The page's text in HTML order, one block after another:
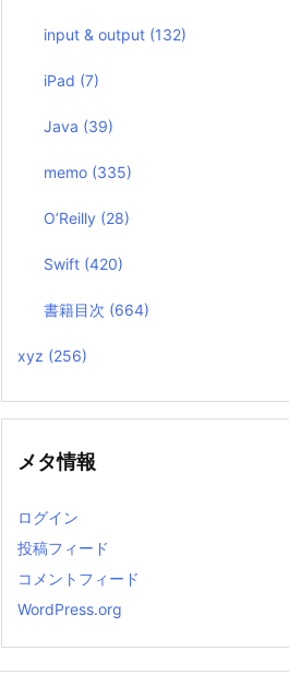
input & output (132)
iPad (7)
Java (39)
memo (335)
O’Reilly (28)
Swift (420)
書籍目次 (664)
xyz (256)
メタ情報
ログイン
投稿フィード
コメントフィード
WordPress.org